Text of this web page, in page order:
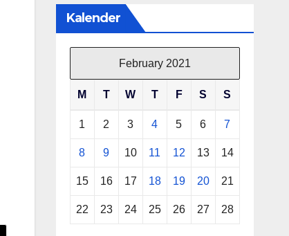
Kalender
February 2021
M T W T F S S
1 2 3 4 5 6 7
8 9 10 11 12 13 14
15 16 17 18 19 20 21
22 23 24 25 26 27 28